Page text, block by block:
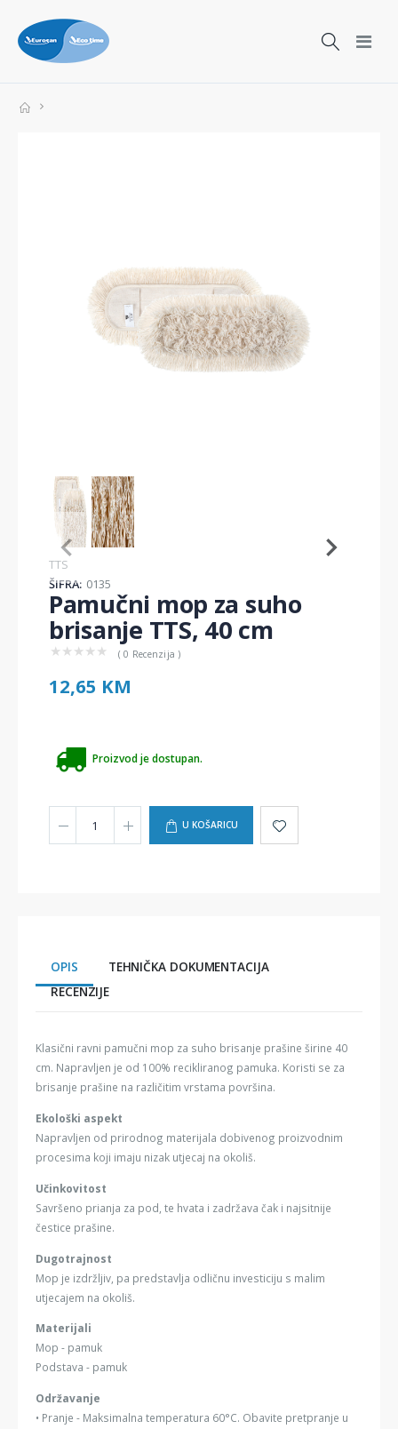
of
Item
1
of
2
TTS
ŠIFRA: 0135
Pamučni mop za suho
brisanje TTS, 40 cm
★ ★ ★ ★ ★ ( 0 Recenzija )
12,65 KM
Proizvod je dostupan.
U KOŠARICU
OPIS
TEHNIČKA DOKUMENTACIJA
RECENZIJE
Klasični ravni pamučni mop za suho brisanje prašine širine 40
cm. Napravljen je od 100% recikliranog pamuka. Koristi se za
brisanje prašine na različitim vrstama površina.
Ekološki aspekt
Napravljen od prirodnog materijala dobivenog proizvodnim
procesima koji imaju nizak utjecaj na okoliš.
Učinkovitost
Savršeno prianja za pod, te hvata i zadržava čak i najsitnije
čestice prašine.
Dugotrajnost
Mop je izdržljiv, pa predstavlja odličnu investiciju s malim
utjecajem na okoliš.
Materijali
Mop - pamuk
Podstava - pamuk
Održavanje
• Pranje - Maksimalna temperatura 60°C. Obavite pretpranje u